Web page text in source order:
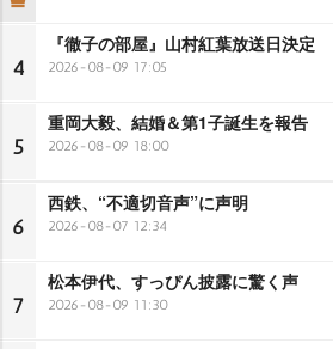
4
『徹子の部屋』山村紅葉放送日決定
2026-08-09 17:05
5
重岡大毅、結婚＆第1子誕生を報告
2026-08-09 18:00
6
西鉄、“不適切音声”に声明
2026-08-07 12:34
7
松本伊代、すっぴん披露に驚く声
2026-08-09 11:30